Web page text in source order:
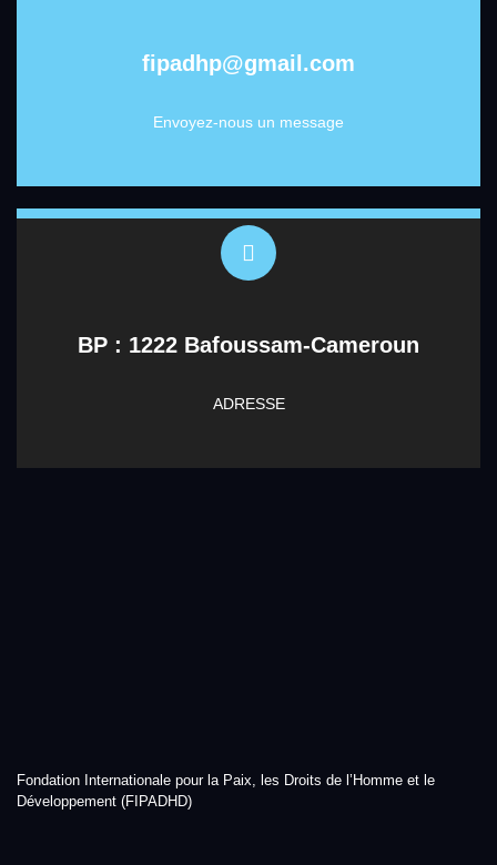
fipadhp@gmail.com
Envoyez-nous un message
BP : 1222 Bafoussam-Cameroun
ADRESSE
Fondation Internationale pour la Paix, les Droits de l’Homme et le
Développement (FIPADHD)